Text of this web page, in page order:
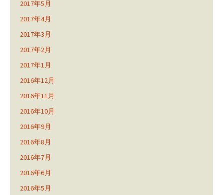
2017年5月
2017年4月
2017年3月
2017年2月
2017年1月
2016年12月
2016年11月
2016年10月
2016年9月
2016年8月
2016年7月
2016年6月
2016年5月